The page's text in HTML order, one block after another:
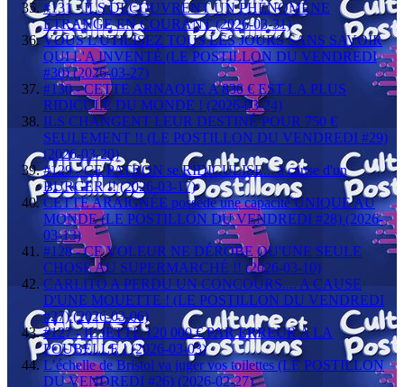
#131 - ILS DÉCOUVRENT UN PHÉNOMÈNE
ÉTRANGE EN COURANT (2026-03-31)
VOUS L'UTILISEZ TOUS LES JOURS SANS SAVOIR
QUI L'A INVENTÉ (LE POSTILLON DU VENDREDI
#30) (2026-03-27)
#130 - CETTE ARNAQUE A 830 € EST LA PLUS
RIDICULE DU MONDE ! (2026-03-24)
ILS CHANGENT LEUR DESTINÉ POUR 750 €
SEULEMENT !! (LE POSTILLON DU VENDREDI #29)
(2026-03-20)
#129 - CE PATRON se RIDICULISE... à cause d'un
BURGER !! (2026-03-17)
CETTE ARAIGNÉE possède une capacité UNIQUE AU
MONDE (LE POSTILLON DU VENDREDI #28) (2026-
03-13)
#128 - CE VOLEUR NE DÉROBE QU'UNE SEULE
CHOSE AU SUPERMARCHÉ !! (2026-03-10)
CARLITO A PERDU UN CONCOURS.... A CAUSE
D'UNE MOUETTE ! (LE POSTILLON DU VENDREDI
#27) (2026-03-06)
#127 - IL JETTE 120 000 € PAR ERREUR A LA
POUBELLE ! (2026-03-03)
L’échelle de Bristol va juger vos toilettes (LE POSTILLON
DU VENDREDI #26) (2026-02-27)